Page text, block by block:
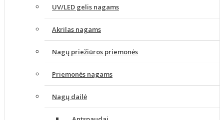
UV/LED gelis nagams
Akrilas nagams
Nagų priežiūros priemonės
Priemonės nagams
Nagų dailė